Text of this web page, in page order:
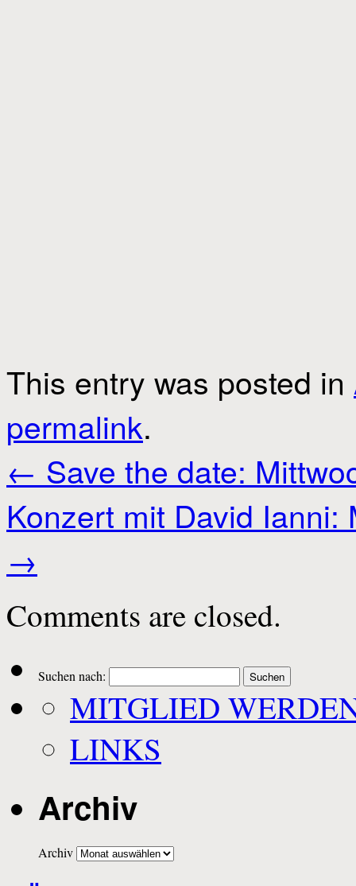
This entry was posted in
permalink.
← Save the date:
Konzert mit David
→
Comments are closed.
Suchen nach:
MITGLIED
LINKS
Archiv
Archiv